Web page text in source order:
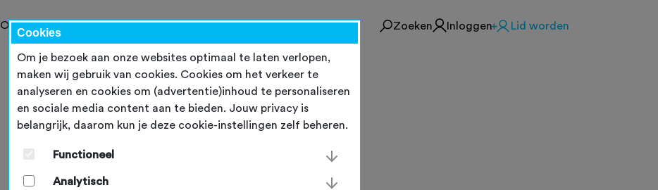
Lid worden
Inloggen
Zoeken
Ons werk
Inloggen
Cookies
Om je bezoek aan onze websites optimaal te laten verlopen,
maken wij gebruik van cookies. Cookies om het verkeer te
analyseren en cookies om (advertentie)inhoud te personaliseren
en sociale media content aan te bieden. Jouw privacy is
belangrijk, daarom kun je deze cookie-instellingen zelf beheren.
Functioneel
Analytisch